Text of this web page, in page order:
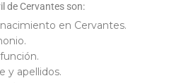
de Cervantes son:
en Cervantes.
y apellidos.